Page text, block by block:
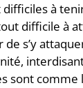
à
difficile à
s’y
sont